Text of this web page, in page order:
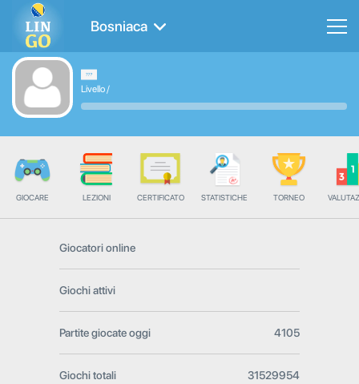
Bosniaca
Livello/
GIOCARE LEZIONI CERTIFICATO STATISTICHE TORNEO
Giocatori online
Giochi attivi
Partite giocate oggi 4105
Giochi totali 31529954